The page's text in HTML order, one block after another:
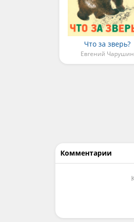
Что за зверь?
Евгений Чарушин
Комментарии